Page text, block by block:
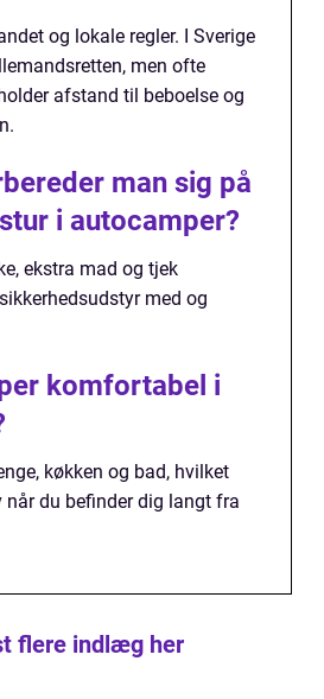
og lokale regler. I Sverige
men ofte
afstand til beboelse og
man sig på
i autocamper?
ekstra mad og tjek
med og
komfortabel i
køkken og bad, hvilket
når du befinder dig langt fra
flere indlæg her